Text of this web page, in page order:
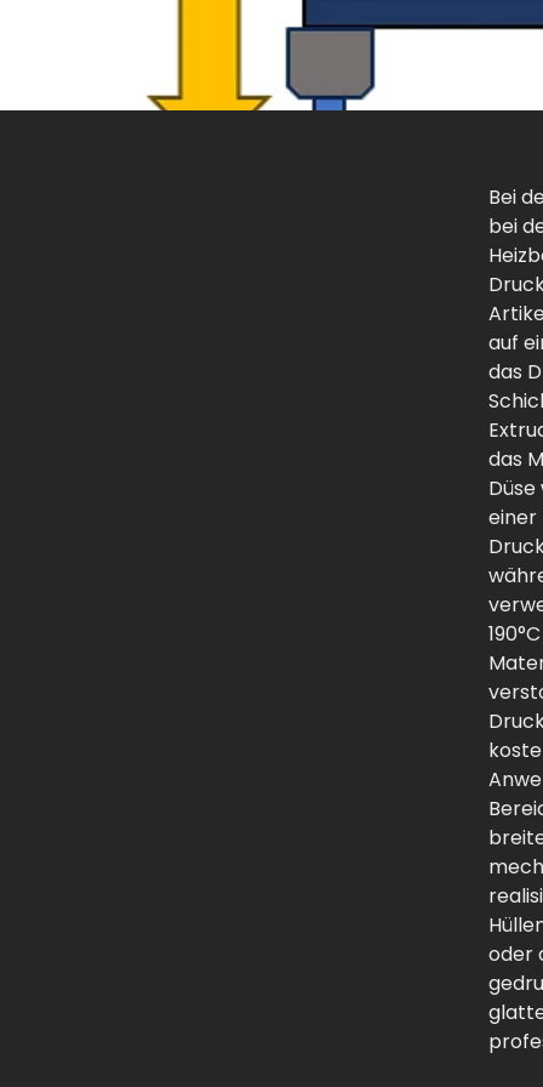
Bei
bei
auf
das
das
einer
oder